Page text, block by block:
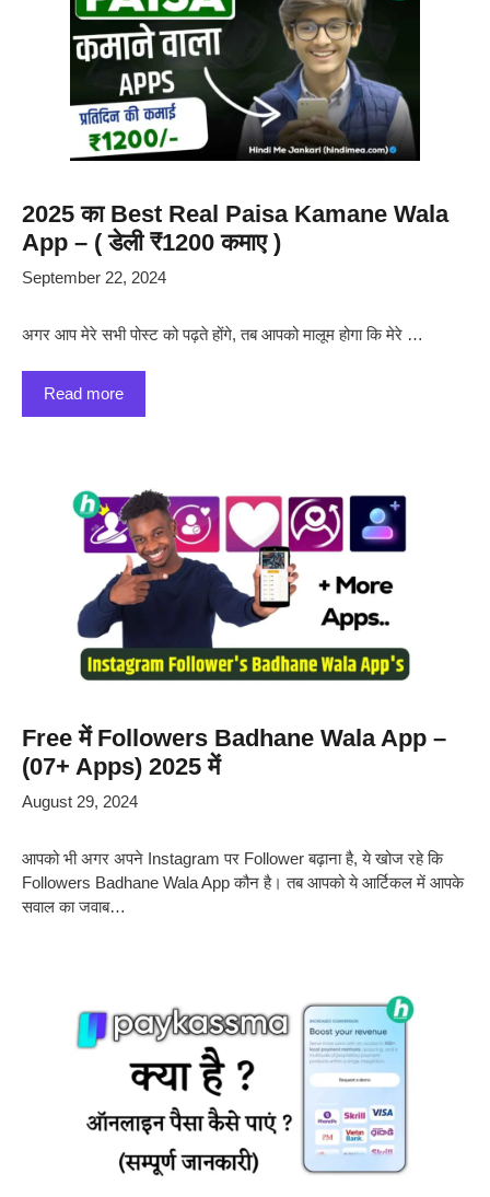
2025 का Best Real Paisa Kamane Wala
App – ( डेली ₹1200 कमाए )
September 22, 2024
अगर आप मेरे सभी पोस्ट को पढ़ते होंगे, तब आपको मालूम होगा कि मेरे …
Read more
Free में Followers Badhane Wala App –
(07+ Apps) 2025 में
August 29, 2024
आपको भी अगर अपने Instagram पर Follower बढ़ाना है, ये खोज रहे कि
Followers Badhane Wala App कौन है। तब आपको ये आर्टिकल में आपके
सवाल का जवाब…